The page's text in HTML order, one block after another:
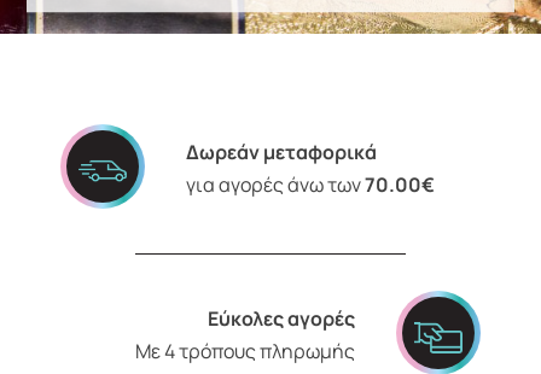
Δωρεάν μεταφορικά
για αγορές άνω των70.00€
Εύκολες αγορές
Με 4 τρόπους πληρωμής